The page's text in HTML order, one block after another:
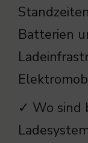
Batterien
✓ Wo sind